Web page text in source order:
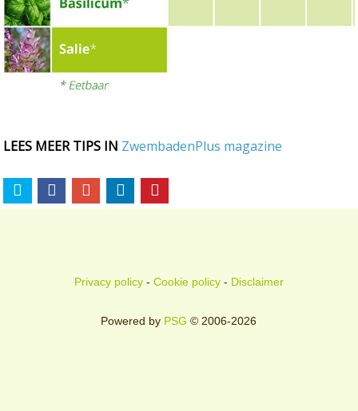
LEES MEER TIPS IN ZwembadenPlus magazine
Privacy policy- Cookie policy- Disclaimer
Powered by PSG © 2006-2026